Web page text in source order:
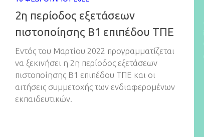
2η περίοδος εξετάσεων
πιστοποίησης Β1 επιπέδου ΤΠΕ
Εντός του Μαρτίου 2022 προγραμματίζεται
να ξεκινήσει η 2η περίοδος εξετάσεων
πιστοποίησης Β1 επιπέδου ΤΠΕ και οι
αιτήσεις συμμετοχής των ενδιαφερομένων
εκπαιδευτικών.